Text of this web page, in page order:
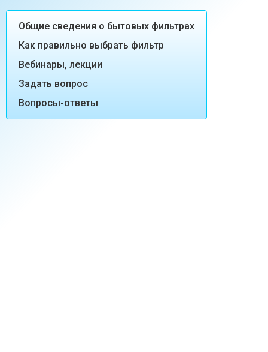
Общие сведения о бытовых фильтрах
Как правильно выбрать фильтр
Вебинары, лекции
Задать вопрос
Вопросы-ответы